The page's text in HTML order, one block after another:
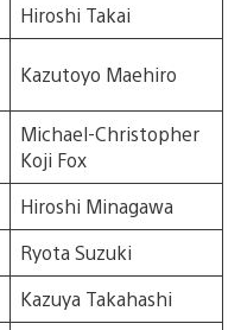
Hiroshi Takai
Kazutoyo Maehiro
Michael-Christopher
Koji Fox
Hiroshi Minagawa
Ryota Suzuki
Kazuya Takahashi